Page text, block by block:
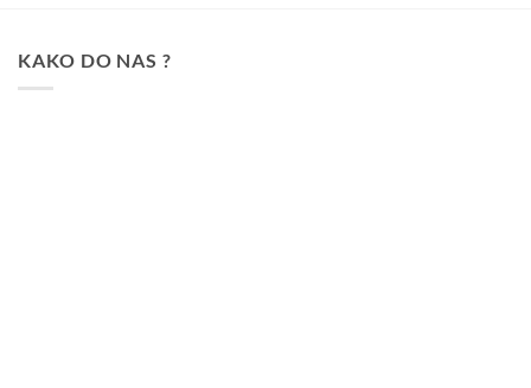
KAKO DO NAS ?